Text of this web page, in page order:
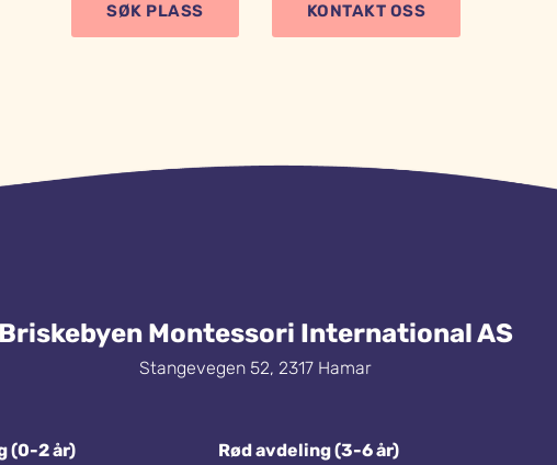
SØK PLASS KONTAKT OSS
Briskebyen Montessori International AS
Stangevegen 52, 2317 Hamar
(0-2 år) Rød avdeling (3-6 år)